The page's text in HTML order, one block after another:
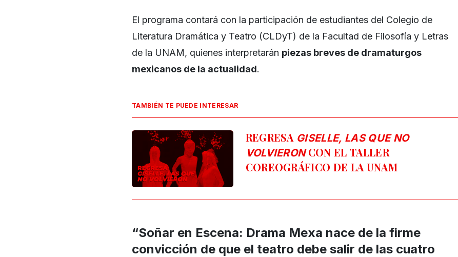
El programa contará con la participación de estudiantes del Colegio de
Literatura Dramática y Teatro (CLDyT) de la Facultad de Filosofía y Letras
de la UNAM, quienes interpretarán piezas breves de dramaturgos
mexicanos de la actualidad.
TAMBIÉN TE PUEDE INTERESAR
REGRESA GISELLE, LAS QUE NO
VOLVIERON CON EL TALLER
COREOGRÁFICO DE LA UNAM
“Soñar en Escena: Drama Mexa nace de la firme
convicción de que el teatro debe salir de las cuatro